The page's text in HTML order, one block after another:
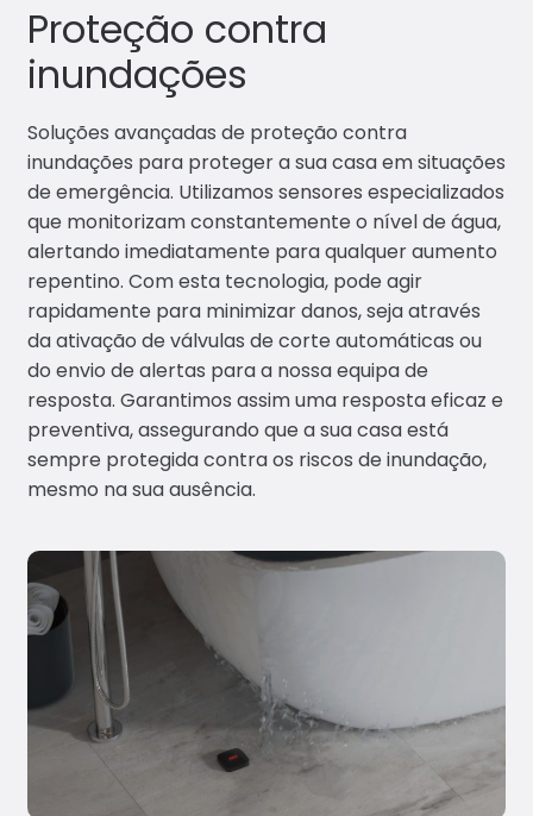
Proteção contra
inundações
Soluções avançadas de proteção contra
inundações para proteger a sua casa em situações
de emergência. Utilizamos sensores especializados
que monitorizam constantemente o nível de água,
alertando imediatamente para qualquer aumento
repentino. Com esta tecnologia, pode agir
rapidamente para minimizar danos, seja através
da ativação de válvulas de corte automáticas ou
do envio de alertas para a nossa equipa de
resposta. Garantimos assim uma resposta eficaz e
preventiva, assegurando que a sua casa está
sempre protegida contra os riscos de inundação,
mesmo na sua ausência.